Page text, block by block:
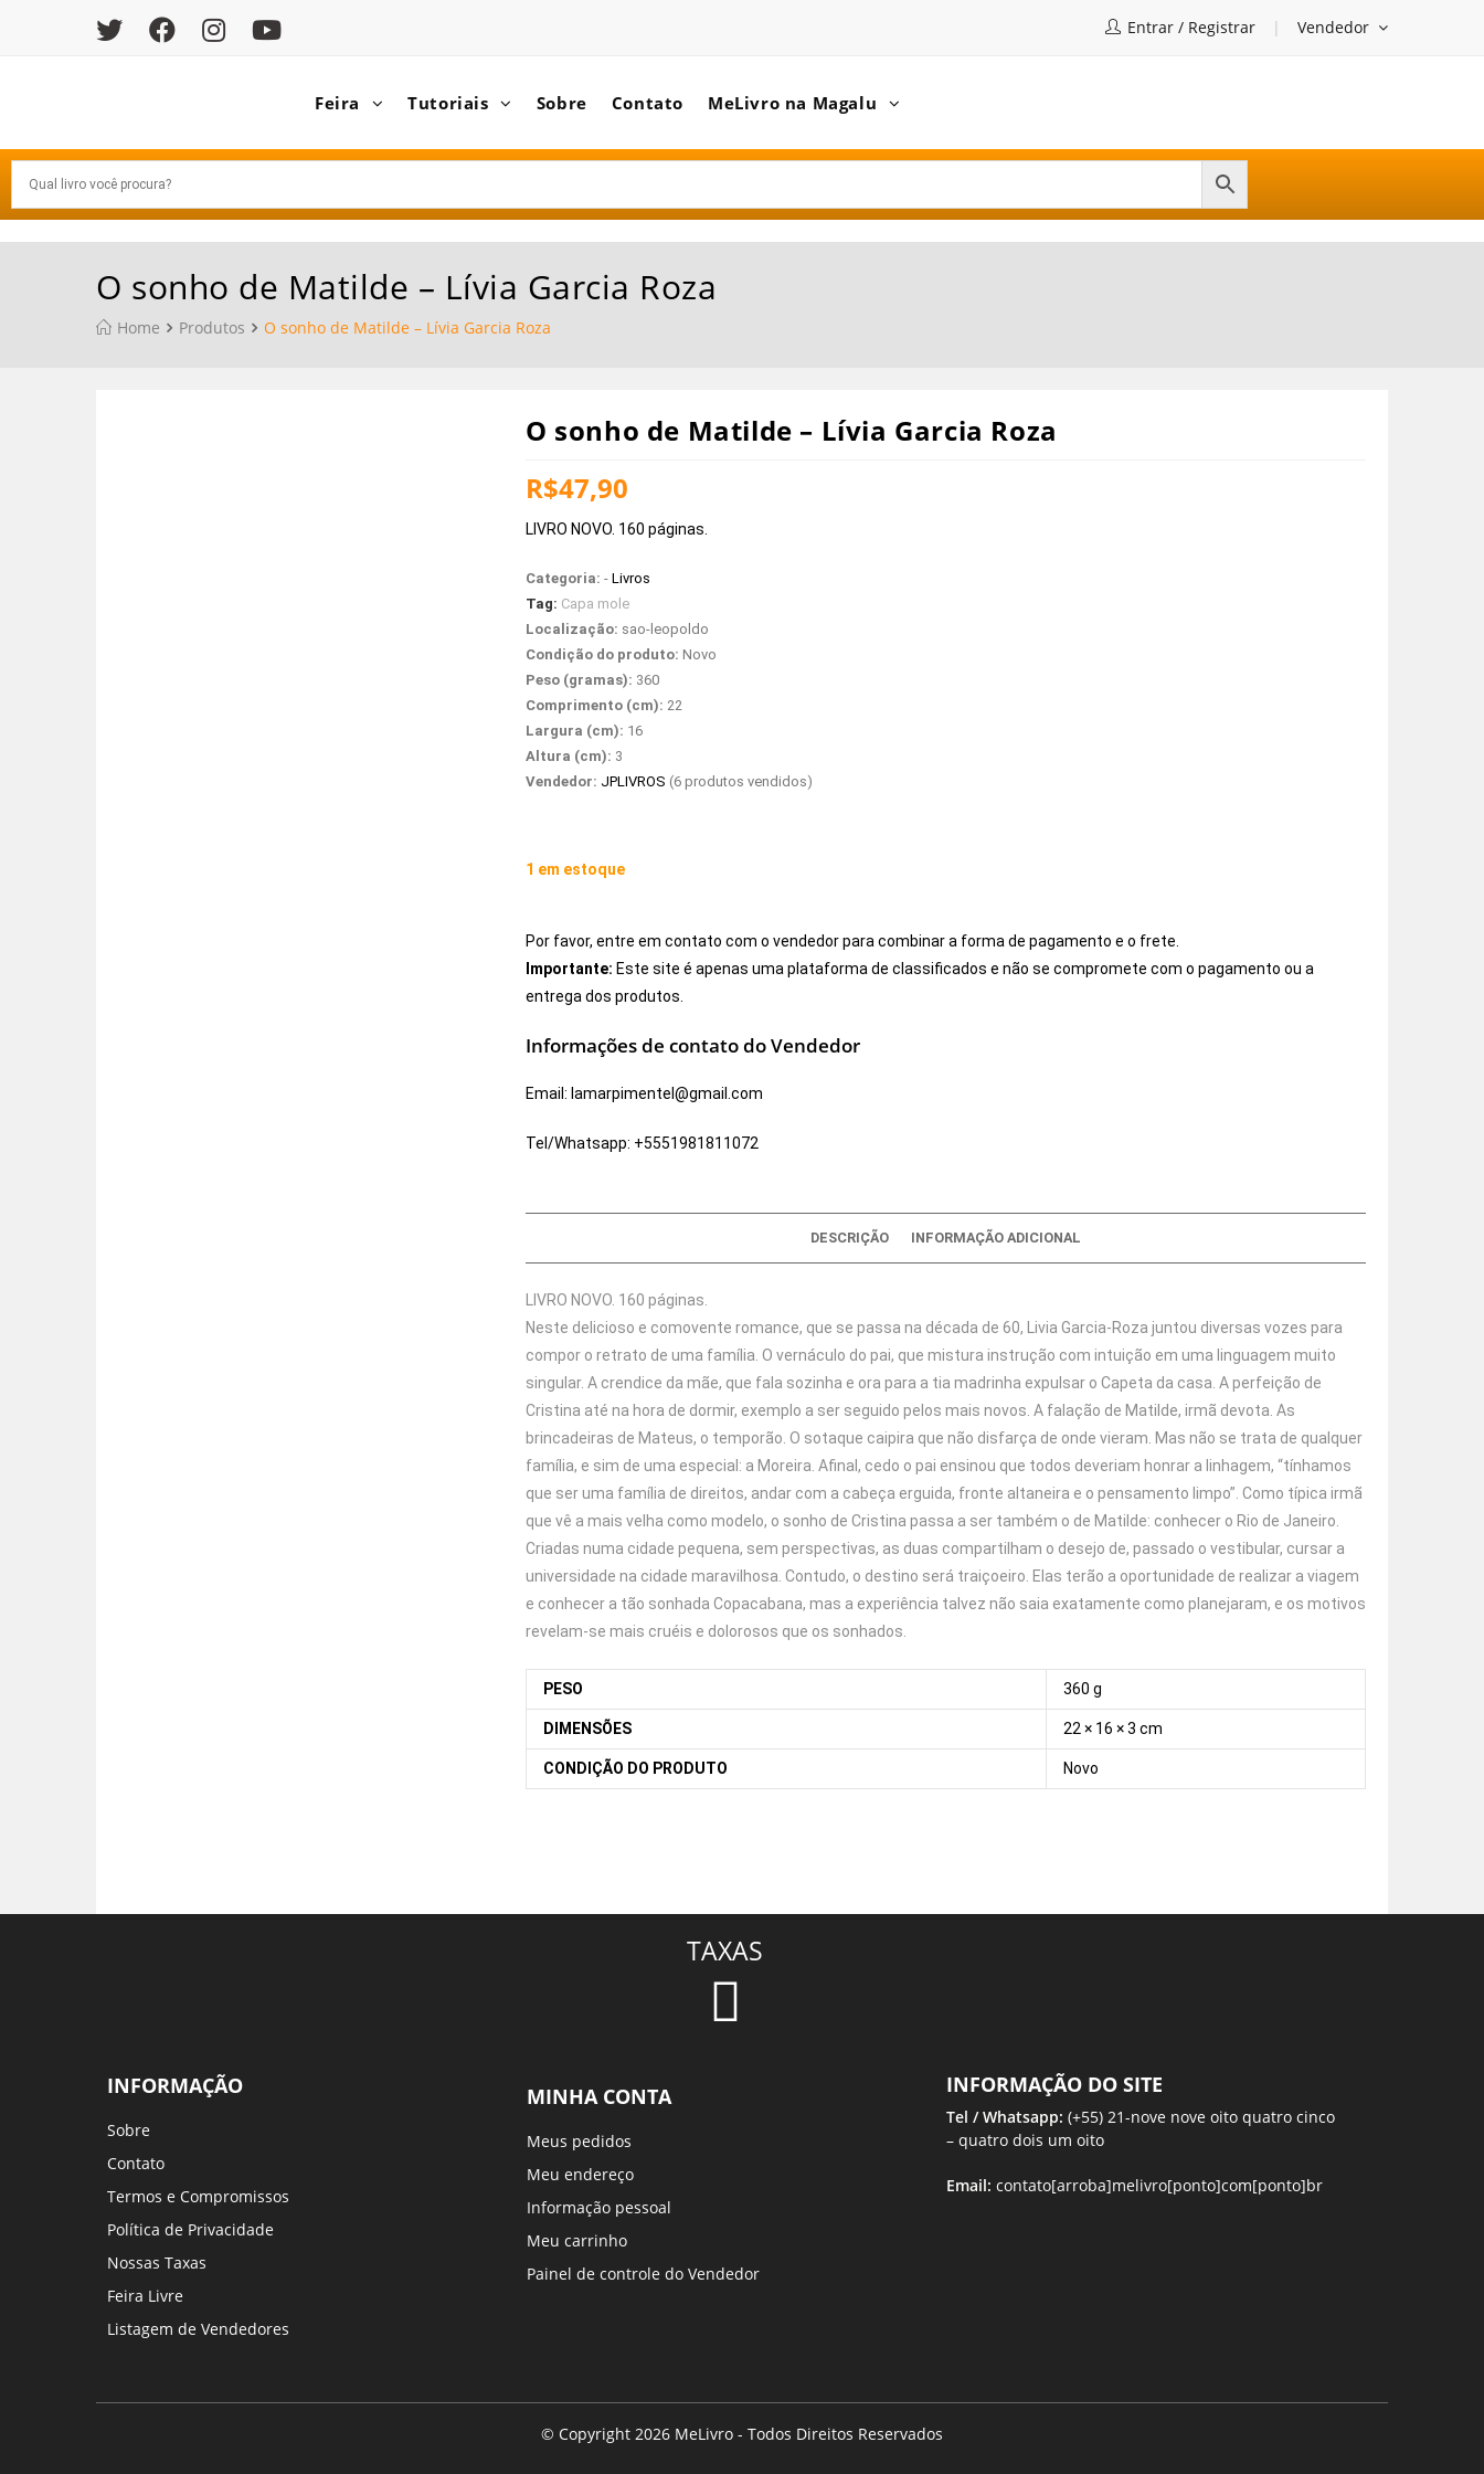
Entrar / Registrar Vendedor
Feira Tutoriais Sobre Contato MeLivro na Magalu
O sonho de Matilde – Lívia Garcia Roza
Home Produtos O sonho de Matilde – Lívia Garcia Roza
O sonho de Matilde – Lívia Garcia Roza
R$47,90
LIVRO NOVO. 160 páginas.
Categoria: - Livros
Tag: Capa mole
Localização: sao-leopoldo
Condição do produto: Novo
Peso (gramas): 360
Comprimento (cm): 22
Largura (cm): 16
Altura (cm): 3
Vendedor: JPLIVROS (6 produtos vendidos)
1 em estoque
Por favor, entre em contato com o vendedor para combinar a forma de pagamento e o frete.
Importante: Este site é apenas uma plataforma de classificados e não se compromete com o pagamento ou a
entrega dos produtos.
Informações de contato do Vendedor
Email: lamarpimentel@gmail.com
Tel/Whatsapp: +5551981811072
DESCRIÇÃO INFORMAÇÃO ADICIONAL
LIVRO NOVO. 160 páginas.
Neste delicioso e comovente romance, que se passa na década de 60, Livia Garcia-Roza juntou diversas vozes para
compor o retrato de uma família. O vernáculo do pai, que mistura instrução com intuição em uma linguagem muito
singular. A crendice da mãe, que fala sozinha e ora para a tia madrinha expulsar o Capeta da casa. A perfeição de
Cristina até na hora de dormir, exemplo a ser seguido pelos mais novos. A falação de Matilde, irmã devota. As
brincadeiras de Mateus, o temporão. O sotaque caipira que não disfarça de onde vieram. Mas não se trata de qualquer
família, e sim de uma especial: a Moreira. Afinal, cedo o pai ensinou que todos deveriam honrar a linhagem, “tínhamos
que ser uma família de direitos, andar com a cabeça erguida, fronte altaneira e o pensamento limpo”. Como típica irmã
que vê a mais velha como modelo, o sonho de Cristina passa a ser também o de Matilde: conhecer o Rio de Janeiro.
Criadas numa cidade pequena, sem perspectivas, as duas compartilham o desejo de, passado o vestibular, cursar a
universidade na cidade maravilhosa. Contudo, o destino será traiçoeiro. Elas terão a oportunidade de realizar a viagem
e conhecer a tão sonhada Copacabana, mas a experiência talvez não saia exatamente como planejaram, e os motivos
revelam-se mais cruéis e dolorosos que os sonhados.
PESO 360 g
DIMENSÕES 22 × 16 × 3 cm
CONDIÇÃO DO PRODUTO Novo
INFORMAÇÃO
Sobre
Contato
Termos e Compromissos
Política de Privacidade
Nossas Taxas
Feira Livre
Listagem de Vendedores
TAXAS
MINHA CONTA
Meus pedidos
Meu endereço
Informação pessoal
Meu carrinho
Painel de controle do Vendedor
INFORMAÇÃO DO SITE
Tel / Whatsapp: (+55) 21-nove nove oito quatro cinco
– quatro dois um oito
Email: contato[arroba]melivro[ponto]com[ponto]br
© Copyright 2026 MeLivro - Todos Direitos Reservados